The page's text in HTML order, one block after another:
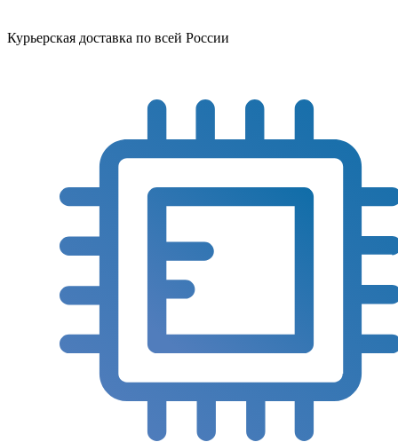
Курьерская доставка по всей России